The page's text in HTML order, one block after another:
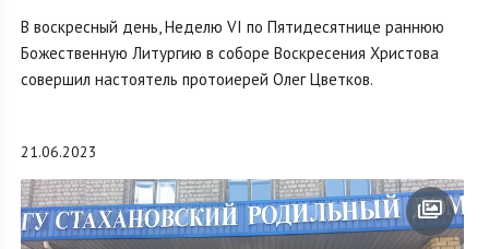
В воскресный день, Неделю VI по Пятидесятнице раннюю
Божественную Литургию в соборе Воскресения Христова
совершил настоятель протоиерей Олег Цветков.
21.06.2023